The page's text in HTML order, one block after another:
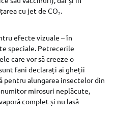
cu jet de CO₂.
efecte vizuale – în
speciale. Petrecerile
care vor să creeze o
fani declarați ai gheții
pentru alungarea insectelor din
mirosuri neplăcute,
complet și nu lasă